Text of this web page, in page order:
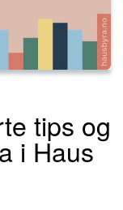
tips og
i Haus